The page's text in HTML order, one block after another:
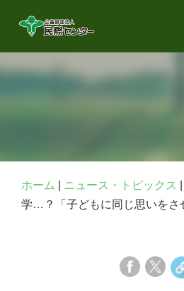
お問い合わせ
ホーム ニュース・トピックス
学…？「子どもに同じ思いをさ